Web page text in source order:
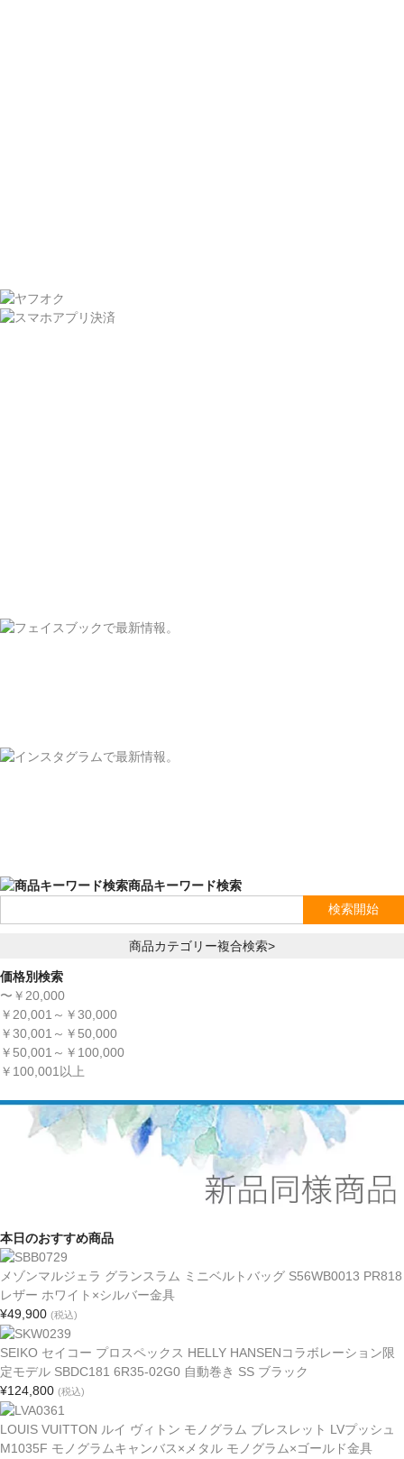
商品キーワード検索
商品カテゴリー複合検索>
価格別検索
〜￥20,000
￥20,001～￥30,000
￥30,001～￥50,000
￥50,001～￥100,000
￥100,001以上
本日のおすすめ商品
メゾンマルジェラ グランスラム ミニベルトバッグ S56WB0013 PR818
レザー ホワイト×シルバー金具
¥49,900 (税込)
SEIKO セイコー プロスペックス HELLY HANSENコラボレーション限
定モデル SBDC181 6R35-02G0 自動巻き SS ブラック
¥124,800 (税込)
LOUIS VUITTON ルイ ヴィトン モノグラム ブレスレット LVプッシュ
M1035F モノグラムキャンバス×メタル モノグラム×ゴールド金具